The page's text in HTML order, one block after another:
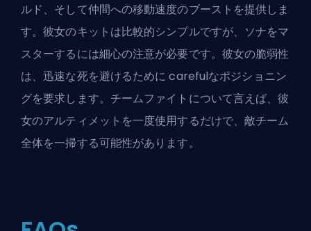
ルド、そして仲間への移動速度のブーストを提供しま
す。彼女のキットは比較的シンプルですが、ソナをマ
スターするには細心の注意が必要です。彼女の脆弱性
は、迅速な死を避けるために carefulなポジショニン
グを要求します。チームファイトについて言えば、彼
女のアルティメットを一度使用するだけで、敵チーム
全体を一掃する可能性があります。